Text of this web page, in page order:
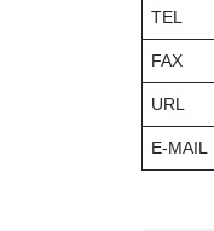
TEL
FAX
URL
E-MAIL